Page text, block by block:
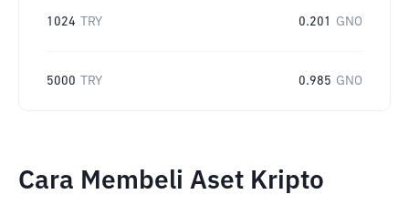
1024 TRY 0.201 GNO
5000 TRY 0.985 GNO
Cara Membeli Aset Kripto